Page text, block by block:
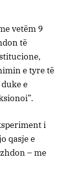
vetëm 9
të
e tyre të
e
i
qasje e
– me